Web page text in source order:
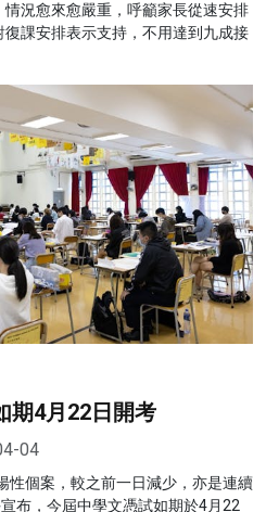
況愈來愈嚴重，呼籲家長從速安排
課安排表示支持，不用達到九成接
期4月22日開考
04
性個案，較之前一日減少，亦是連續
布，今屆中學文憑試如期於4月22